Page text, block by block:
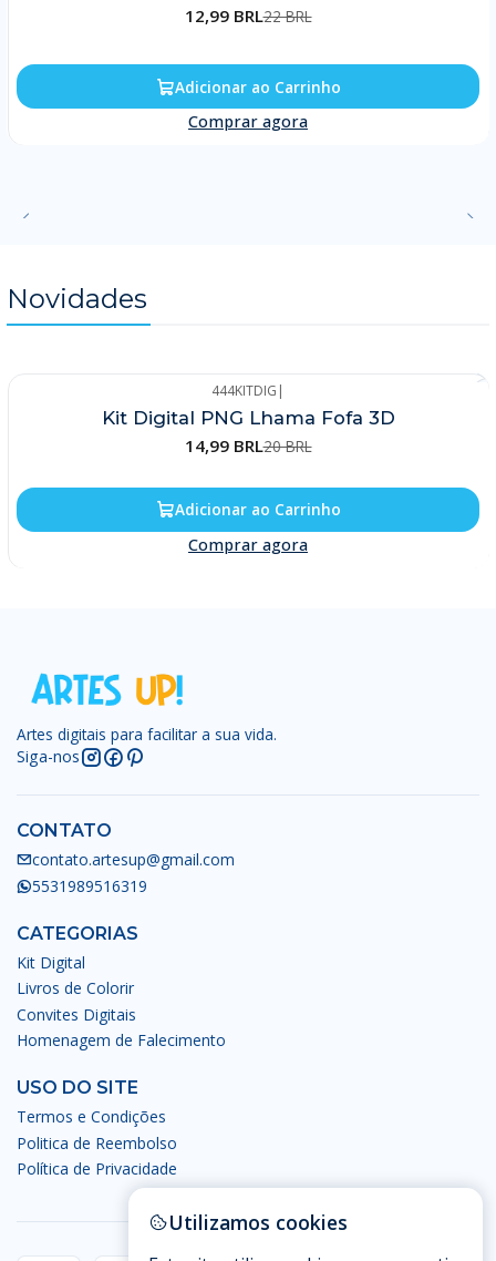
12,99 BRL22 BRL
Adicionar ao Carrinho
Comprar agora
Novidades
444KITDIG |
Kit Digital PNG Lhama Fofa 3D
14,99 BRL20 BRL
Adicionar ao Carrinho
Comprar agora
Artes digitais para facilitar a sua vida.
Siga-nos
CONTATO
contato.artesup@gmail.com
5531989516319
CATEGORIAS
Kit Digital
Livros de Colorir
Convites Digitais
Homenagem de Falecimento
USO DO SITE
Termos e Condições
Politica de Reembolso
Política de Privacidade
Utilizamos cookies